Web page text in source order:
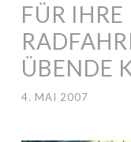
FÜR IHRE
ÜBENDE
4. MAI 2007